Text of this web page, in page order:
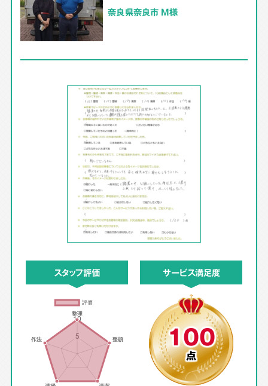
奈良県奈良市 M様
スタッフ評価 サービス満足度
100
点